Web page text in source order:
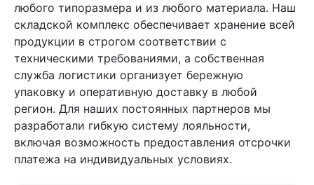
любого типоразмера и из любого материала. Наш
складской комплекс обеспечивает хранение всей
продукции в строгом соответствии с
техническими требованиями, а собственная
служба логистики организует бережную
упаковку и оперативную доставку в любой
регион. Для наших постоянных партнеров мы
разработали гибкую систему лояльности,
включая возможность предоставления отсрочки
платежа на индивидуальных условиях.